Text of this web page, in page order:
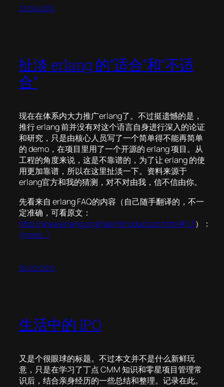
23/04/2010
扯淡 erlang 的“适合”和“不适
合”
现在在体系内大力推广erlang了。不过挺遗憾的是，
推行 erlang 前并没有对这个语言自身进行深入的论证
和研究，只是由核心人员写了一个简单得不能再简单
的 demo，在项目里用了一个开源的 erlang 项目。从
工程的角度来说，这是不靠谱的，为了让 erlang 的使
用更加靠谱，所以在这里扯淡一下。资料来源于
erlang官方和我的猜测，对不对由我，信不信由你。
先看来自 erlang FAQ的内容（自己随手翻译的，不一
定准确，可看原文：
http://www.erlang.org/faq/introduction.html#1.3）：
(more…)
26/02/2010
生活中的 IPO
又是个很眼球的标题。不过本文并不是什么新鲜玩
意，只是在学习了丁点 CMM 知识和零星项目管理常
识后，结合亲身经历的一些总结和整理。记录在此。